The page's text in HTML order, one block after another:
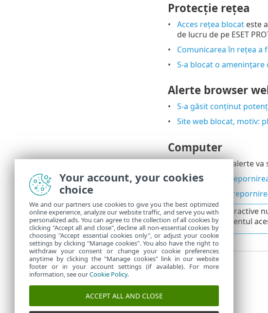
Protecţie reţea
Acces rețea blocateste
de lucru de pe ESET
Comunicarea în rețea a
S-a blocat o amenințare
Alerte browser
S-a găsit conținut
Site web blocat, motiv:
Computer
Prezența acestor alerte
Este necesară
Se recomandă
Alertele interactive
comportamentul
Your account, your cookies
choice
We and our partners use cookies to give you the best optimized
online experience, analyze our website traffic, and serve you with
personalized ads. You can agree to the collection of all cookies by
clicking "Accept all and close", decline all non-essential cookies by
choosing "Accept essential cookies only", or adjust your cookie
settings by clicking "Manage cookies". You also have the right to
withdraw your consent or change your cookie preferences
anytime by clicking the "Manage cookies" link in our website
footer or in your account settings (if available). For more
information, see ourCookie Policy.
ACCEPT ALL AND CLOSE